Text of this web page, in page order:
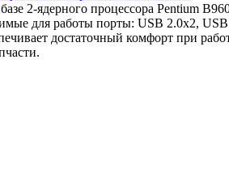
2-ядерного процессора Pentium
для работы порты: USB 2.0x2,
достаточный комфорт при